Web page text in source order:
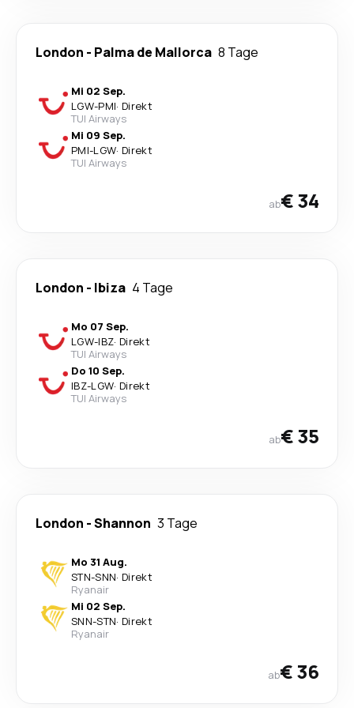
London - Palma de Mallorca 8 Tage
Mi 02 Sep.
LGW-PMI· Direkt
TUI Airways
Mi 09 Sep.
PMI-LGW· Direkt
TUI Airways
ab€ 34
London - Ibiza 4 Tage
Mo 07 Sep.
LGW-IBZ· Direkt
TUI Airways
Do 10 Sep.
IBZ-LGW· Direkt
TUI Airways
ab€ 35
London -Shannon 3 Tage
Mo 31 Aug.
STN-SNN· Direkt
Ryanair
Mi 02 Sep.
SNN-STN· Direkt
Ryanair
ab€ 36